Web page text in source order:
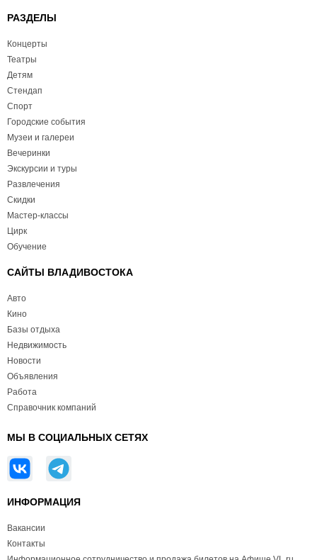
РАЗДЕЛЫ
Концерты
Театры
Детям
Стендап
Спорт
Городские события
Музеи и галереи
Вечеринки
Экскурсии и туры
Развлечения
Скидки
Мастер-классы
Цирк
Обучение
САЙТЫ ВЛАДИВОСТОКА
Авто
Кино
Базы отдыха
Недвижимость
Новости
Объявления
Работа
Справочник компаний
МЫ В СОЦИАЛЬНЫХ СЕТЯХ
ИНФОРМАЦИЯ
Вакансии
Контакты